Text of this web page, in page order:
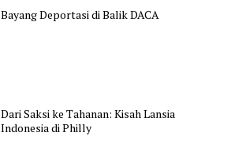
Bayang Deportasi di Balik DACA
Dari Saksi ke Tahanan: Kisah Lansia
Indonesia di Philly